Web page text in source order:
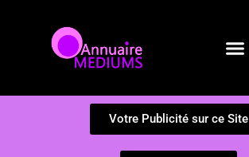
Votre Publicité sur ce Site